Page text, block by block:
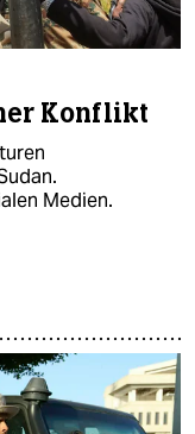
Konflikt
Medien.